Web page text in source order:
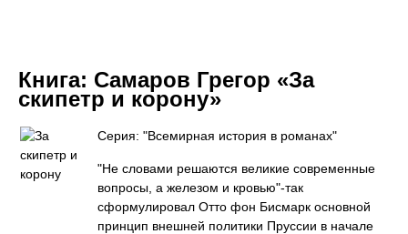
Книга: Самаров Грегор «За
скипетр и корону»
Серия: "Всемирная история в романах"
"Не словами решаются великие современные
вопросы, а железом и кровью"-так
сформулировал Отто фон Бисмарк основной
принцип внешней политики Пруссии в начале